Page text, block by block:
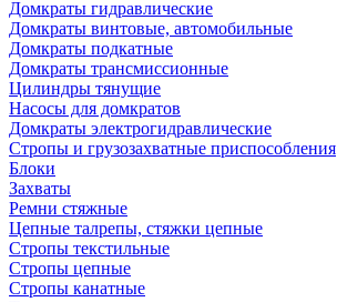
Домкраты гидравлические
Домкраты винтовые, автомобильные
Домкраты подкатные
Домкраты трансмиссионные
Цилиндры тянущие
Насосы для домкратов
Домкраты электрогидравлические
Стропы и грузозахватные приспособления
Блоки
Захваты
Ремни стяжные
Цепные талрепы, стяжки цепные
Стропы текстильные
Стропы цепные
Стропы канатные